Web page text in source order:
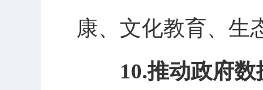
康、文化教育、生
10.推动政府